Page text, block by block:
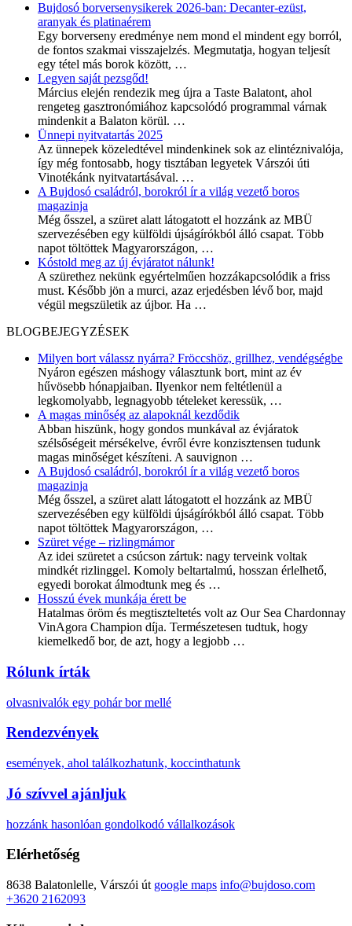
Bujdosó borversenysikerek 2026-ban: Decanter-ezüst,
aranyak és platinaérem
Egy borverseny eredménye nem mond el mindent egy borról,
de fontos szakmai visszajelzés. Megmutatja, hogyan teljesít
egy tétel más borok között, …
Legyen saját pezsgőd!
Március elején rendezik meg újra a Taste Balatont, ahol
rengeteg gasztronómiához kapcsolódó programmal várnak
mindenkit a Balaton körül. …
Ünnepi nyitvatartás 2025
Az ünnepek közeledtével mindenkinek sok az elintéznivalója,
így még fontosabb, hogy tisztában legyetek Várszói úti
Vinotékánk nyitvatartásával. …
A Bujdosó családról, borokról ír a világ vezető boros
magazinja
Még ősszel, a szüret alatt látogatott el hozzánk az MBÜ
szervezésében egy külföldi újságírókból álló csapat. Több
napot töltöttek Magyarországon, …
Kóstold meg az új évjáratot nálunk!
A szürethez nekünk egyértelműen hozzákapcsolódik a friss
must. Később jön a murci, azaz erjedésben lévő bor, majd
végül megszületik az újbor. Ha …
BLOGBEJEGYZÉSEK
Milyen bort válassz nyárra? Fröccshöz, grillhez, vendégségbe
Nyáron egészen máshogy választunk bort, mint az év
hűvösebb hónapjaiban. Ilyenkor nem feltétlenül a
legkomolyabb, legnagyobb tételeket keressük, …
A magas minőség az alapoknál kezdődik
Abban hiszünk, hogy gondos munkával az évjáratok
szélsőségeit mérsékelve, évről évre konzisztensen tudunk
magas minőséget készíteni. A sauvignon …
A Bujdosó családról, borokról ír a világ vezető boros
magazinja
Még ősszel, a szüret alatt látogatott el hozzánk az MBÜ
szervezésében egy külföldi újságírókból álló csapat. Több
napot töltöttek Magyarországon, …
Szüret vége – rizlingmámor
Az idei szüretet a csúcson zártuk: nagy terveink voltak
mindkét rizlinggel. Komoly beltartalmú, hosszan érlelhető,
egyedi borokat álmodtunk meg és …
Hosszú évek munkája érett be
Hatalmas öröm és megtiszteltetés volt az Our Sea Chardonnay
VinAgora Champion díja. Természetesen tudtuk, hogy
kiemelkedő bor, de azt, hogy a legjobb …
Rólunk írták
olvasnivalók egy pohár bor mellé
Rendezvények
események, ahol találkozhatunk, koccinthatunk
Jó szívvel ajánljuk
hozzánk hasonlóan gondolkodó vállalkozások
Elérhetőség
8638 Balatonlelle, Várszói út google maps info@bujdoso.com
+3620 2162093